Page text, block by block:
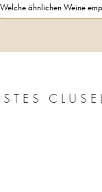
Welche ähnlichen Weine